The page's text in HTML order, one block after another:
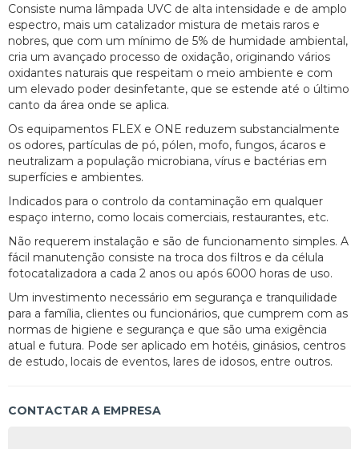
Consiste numa lâmpada UVC de alta intensidade e de amplo
espectro, mais um catalizador mistura de metais raros e
nobres, que com um mínimo de 5% de humidade ambiental,
cria um avançado processo de oxidação, originando vários
oxidantes naturais que respeitam o meio ambiente e com
um elevado poder desinfetante, que se estende até o último
canto da área onde se aplica.
Os equipamentos FLEX e ONE reduzem substancialmente
os odores, partículas de pó, pólen, mofo, fungos, ácaros e
neutralizam a população microbiana, vírus e bactérias em
superfícies e ambientes.
Indicados para o controlo da contaminação em qualquer
espaço interno, como locais comerciais, restaurantes, etc.
Não requerem instalação e são de funcionamento simples. A
fácil manutenção consiste na troca dos filtros e da célula
fotocatalizadora a cada 2 anos ou após 6000 horas de uso.
Um investimento necessário em segurança e tranquilidade
para a família, clientes ou funcionários, que cumprem com as
normas de higiene e segurança e que são uma exigência
atual e futura. Pode ser aplicado em hotéis, ginásios, centros
de estudo, locais de eventos, lares de idosos, entre outros.
CONTACTAR A EMPRESA